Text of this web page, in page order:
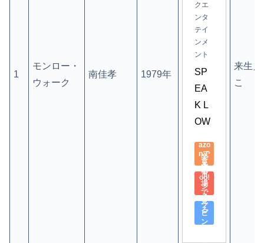
1
モンロー・
ウォーク
南佳孝 1979年
クエ
ンタ
テイ
ンメ
ント
SP
EA
K L
OW
azo
nで
見
る
楽
天
市
場
で
見
る
Yah
oo!
シ
ョ
ッ
ピ
ン
来生
こ